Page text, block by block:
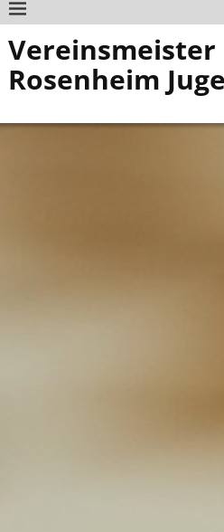
Vereinsmeister
Rosenheim